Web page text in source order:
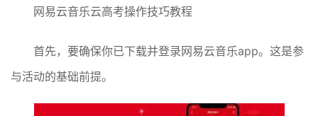
网易云音乐云高考操作技巧教程
首先，要确保你已下载并登录网易云音乐app。这是参
与活动的基础前提。